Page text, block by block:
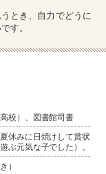
とき、自力でどうに
す。
校）、図書館司書
休みに日焼けして賞状
ぶ元気な子でした）。
）